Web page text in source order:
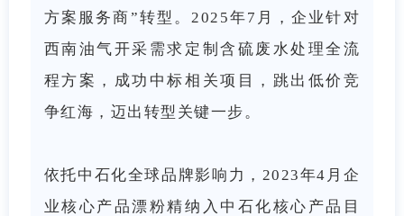
方案服务商”转型。2025年7月，企业针对
西南油气开采需求定制含硫废水处理全流
程方案，成功中标相关项目，跳出低价竞
争红海，迈出转型关键一步。
依托中石化全球品牌影响力，2023年4月企
业核心产品漂粉精纳入中石化核心产品目